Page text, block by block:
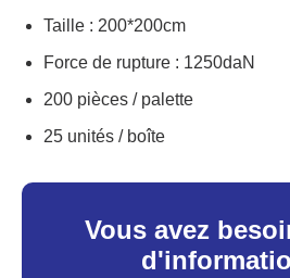
Vous avez
Taille : 200*200cm
Force de rupture : 1250daN
200 pièces / palette
25 unités / boîte